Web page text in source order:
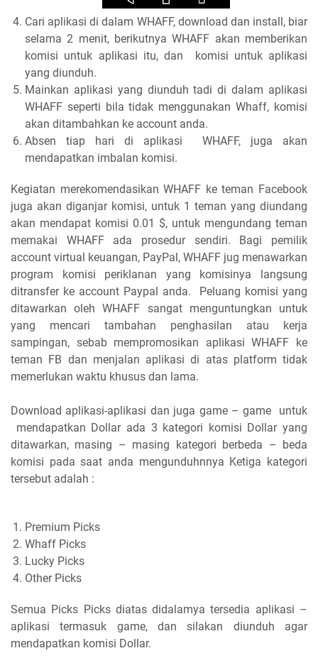
Cari aplikasi di dalam WHAFF, download dan install, biar
selama 2 menit, berikutnya WHAFF akan memberikan
komisi untuk aplikasi itu, dan komisi untuk aplikasi
yang diunduh.
Mainkan aplikasi yang diunduh tadi di dalam aplikasi
WHAFF seperti bila tidak menggunakan Whaff, komisi
akan ditambahkan ke account anda.
Absen tiap hari di aplikasi WHAFF, juga akan
mendapatkan imbalan komisi.
Kegiatan merekomendasikan WHAFF ke teman Facebook
juga akan diganjar komisi, untuk 1 teman yang diundang
akan mendapat komisi 0.01 $, untuk mengundang teman
memakai WHAFF ada prosedur sendiri. Bagi pemilik
account virtual keuangan, PayPal, WHAFF jug menawarkan
program komisi periklanan yang komisinya langsung
ditransfer ke account Paypal anda. Peluang komisi yang
ditawarkan oleh WHAFF sangat menguntungkan untuk
yang mencari tambahan penghasilan atau kerja
sampingan, sebab mempromosikan aplikasi WHAFF ke
teman FB dan menjalan aplikasi di atas platform tidak
memerlukan waktu khusus dan lama.
Download aplikasi-aplikasi dan juga game – game untuk
mendapatkan Dollar ada 3 kategori komisi Dollar yang
ditawarkan, masing – masing kategori berbeda – beda
komisi pada saat anda mengunduhnnya Ketiga kategori
tersebut adalah :
Premium Picks
Whaff Picks
Lucky Picks
Other Picks
Semua Picks Picks diatas didalamya tersedia aplikasi –
aplikasi termasuk game, dan silakan diunduh agar
mendapatkan komisi Dollar.